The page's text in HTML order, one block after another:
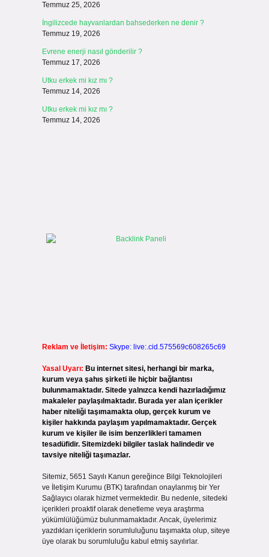
Temmuz 25, 2026
İngilizcede hayvanlardan bahsederken ne denir ?
Temmuz 19, 2026
Evrene enerji nasıl gönderilir ?
Temmuz 17, 2026
Utku erkek mi kız mı ?
Temmuz 14, 2026
Utku erkek mi kız mı ?
Temmuz 14, 2026
Reklam ve İletişim: Skype: live:.cid.575569c608265c69
Yasal Uyarı: Bu internet sitesi, herhangi bir marka,
kurum veya şahıs şirketi ile hiçbir bağlantısı
bulunmamaktadır. Sitede yalnızca kendi hazırladığımız
makaleler paylaşılmaktadır. Burada yer alan içerikler
haber niteliği taşımamakta olup, gerçek kurum ve
kişiler hakkında paylaşım yapılmamaktadır. Gerçek
kurum ve kişiler ile isim benzerlikleri tamamen
tesadüfidir. Sitemizdeki bilgiler taslak halindedir ve
tavsiye niteliği taşımazlar.
Sitemiz, 5651 Sayılı Kanun gereğince Bilgi Teknolojileri
ve İletişim Kurumu (BTK) tarafından onaylanmış bir Yer
Sağlayıcı olarak hizmet vermektedir. Bu nedenle, sitedeki
içerikleri proaktif olarak denetleme veya araştırma
yükümlülüğümüz bulunmamaktadır. Ancak, üyelerimiz
yazdıkları içeriklerin sorumluluğunu taşımakta olup, siteye
üye olarak bu sorumluluğu kabul etmiş sayılırlar.